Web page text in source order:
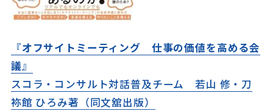
『オフサイトミーティング 仕事の価値を高める会
議』
スコラ・コンサルト対話普及チーム 若山 修・刀
袮館 ひろみ著（同文舘出版）